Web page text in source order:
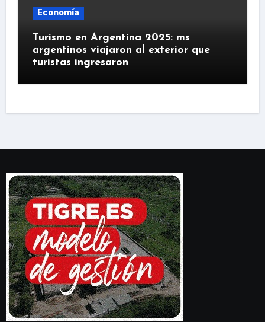
Economía
Turismo en Argentina 2025: ms
argentinos viajaron al exterior que
turistas ingresaron